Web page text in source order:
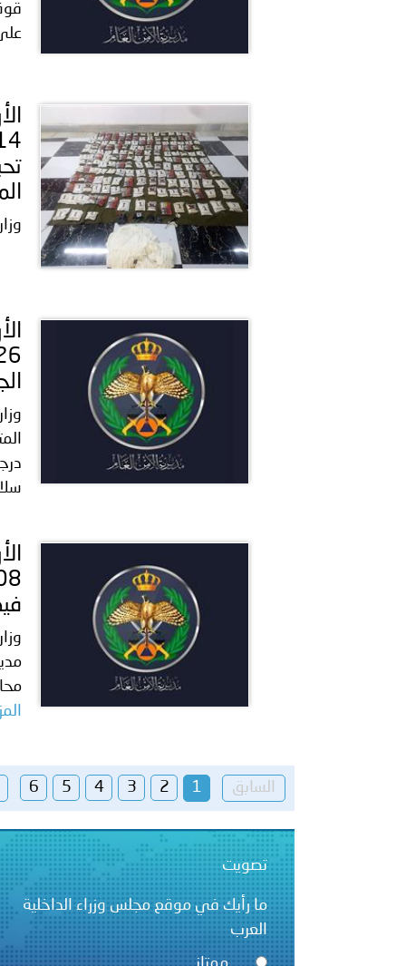
السابق 1
2
3
4
5
6
تصويت
ما رأيك في موقع مجلس وزراء الداخلية
العرب